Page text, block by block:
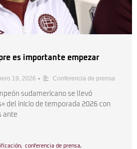
es importante empezar
19, 2026 • Conferencia de prensa
sudamericano se llevó
del inicio de temporada 2026 con
ante
, conferencia de prensa,